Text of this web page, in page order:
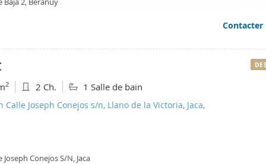
se usan para personalizar el contenido y los anuncios,
el tráfico. Además, compartimos información sobre el uso que
de redes sociales, publicidad y análisis web, quienes
que les haya proporcionado o que hayan recopilado a
Contacter
2 2 Ch. 1 Salle de bain
Calle Joseph Conejos s/n, Llano de la Victoria, Jaca,
Joseph Conejos S/N, Jaca